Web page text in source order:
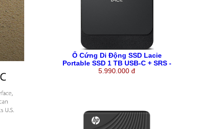
Ổ Cứng Di Động SSD Lacie
Portable SSD 1 TB USB-C + SRS -
STHK1000800
5.990.000 đ